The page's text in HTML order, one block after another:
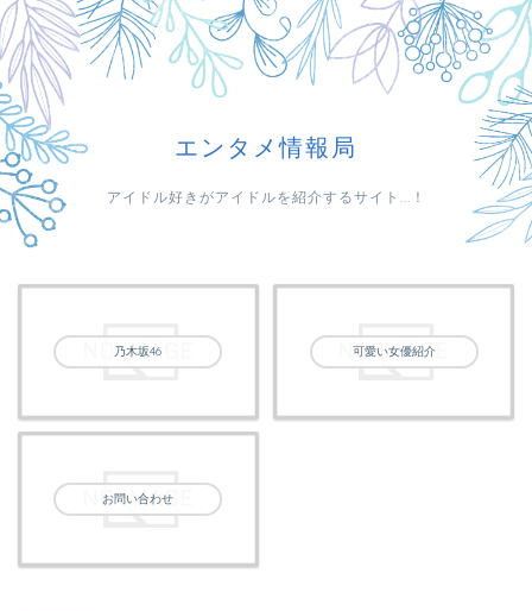
エンタメ情報局
アイドル好きがアイドルを紹介するサイト...！
乃木坂46 可愛い女優紹介
お問い合わせ